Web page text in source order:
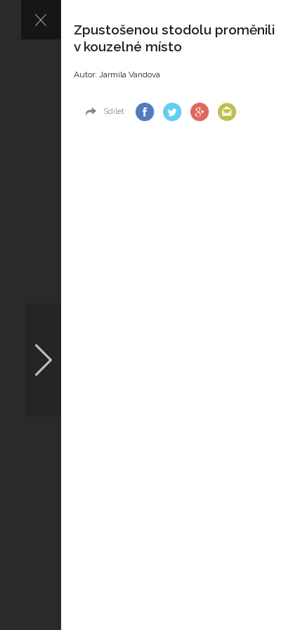
Zpustošenou stodolu proměnili
v kouzelné místo
Autor: Jarmila Vandová
Sdílet